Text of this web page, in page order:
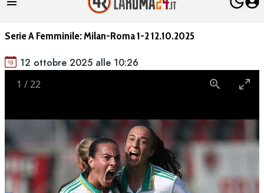
Serie A Femminile: Milan-Roma 1-2 12.10.2025
12 ottobre 2025 alle 10:26
1 /22